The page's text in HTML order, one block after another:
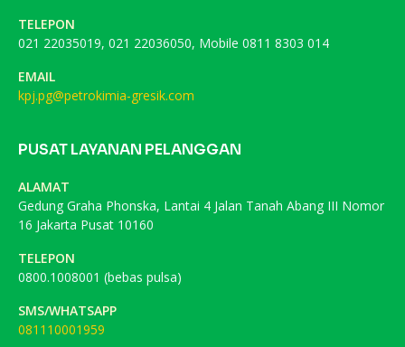
TELEPON
021 22035019, 021 22036050, Mobile 0811 8303 014
EMAIL
kpj.pg@petrokimia-gresik.com
PUSAT LAYANAN PELANGGAN
ALAMAT
Gedung Graha Phonska, Lantai 4 Jalan Tanah Abang III Nomor
16 Jakarta Pusat 10160
TELEPON
0800.1008001 (bebas pulsa)
SMS/WHATSAPP
081110001959